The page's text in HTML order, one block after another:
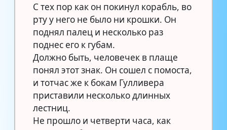
С тех пор как он покинул корабль, во
рту у него не было ни крошки. Он
поднял палец и несколько раз
поднес его к губам.
Должно быть, человечек в плаще
понял этот знак. Он сошел с помоста,
и тотчас же к бокам Гулливера
приставили несколько длинных
лестниц.
Не прошло и четверти часа, как